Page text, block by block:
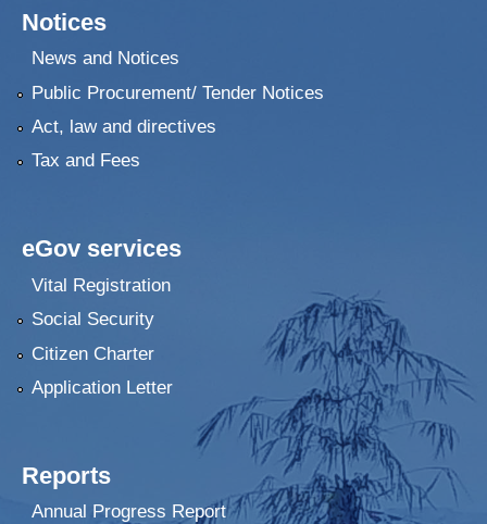
Notices
News and Notices
Public Procurement/ Tender Notices
Act, law and directives
Tax and Fees
eGov services
Vital Registration
Social Security
Citizen Charter
Application Letter
Reports
Annual Progress Report